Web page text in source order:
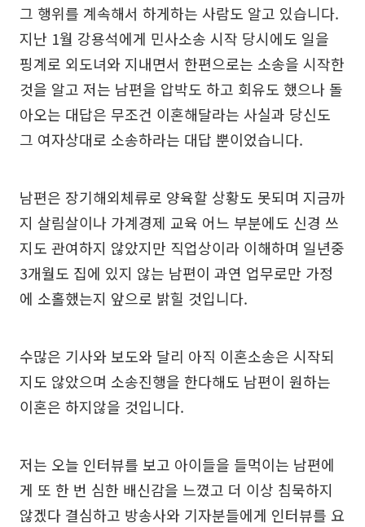
그 행위를 계속해서 하게하는 사람도 알고 있습니다.
지난 1월 강용석에게 민사소송 시작 당시에도 일을
핑계로 외도녀와 지내면서 한편으로는 소송을 시작한
것을 알고 저는 남편을 압박도 하고 회유도 했으나 돌
아오는 대답은 무조건 이혼해달라는 사실과 당신도
그 여자상대로 소송하라는 대답 뿐이었습니다.
남편은 장기해외체류로 양육할 상황도 못되며 지금까
지 살림살이나 가계경제 교육 어느 부분에도 신경 쓰
지도 관여하지 않았지만 직업상이라 이해하며 일년중
3개월도 집에 있지 않는 남편이 과연 업무로만 가정
에 소홀했는지 앞으로 밝힐 것입니다.
수많은 기사와 보도와 달리 아직 이혼소송은 시작되
지도 않았으며 소송진행을 한다해도 남편이 원하는
이혼은 하지않을 것입니다.
저는 오늘 인터뷰를 보고 아이들을 들먹이는 남편에
게 또 한 번 심한 배신감을 느꼈고 더 이상 침묵하지
않겠다 결심하고 방송사와 기자분들에게 인터뷰를 요